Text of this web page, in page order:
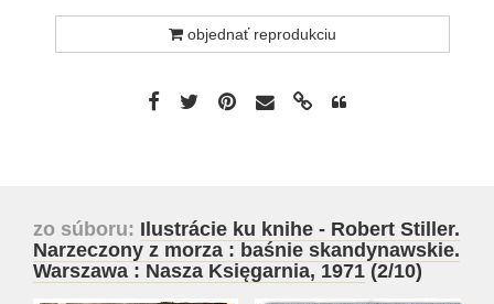
objednať reprodukciu
zo súboru: Ilustrácie ku knihe - Robert Stiller.
Narzeczony z morza : baśnie skandynawskie.
Warszawa : Nasza Księgarnia, 1971 (2/10)